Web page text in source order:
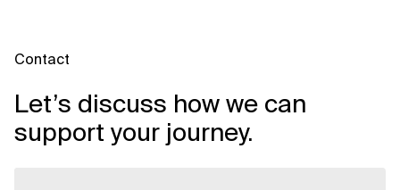
Contact
Let’s discuss how we can
support your journey.